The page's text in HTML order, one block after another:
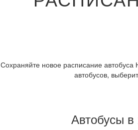
Сохраняйте новое расписание
автобусов,
Автобусы в